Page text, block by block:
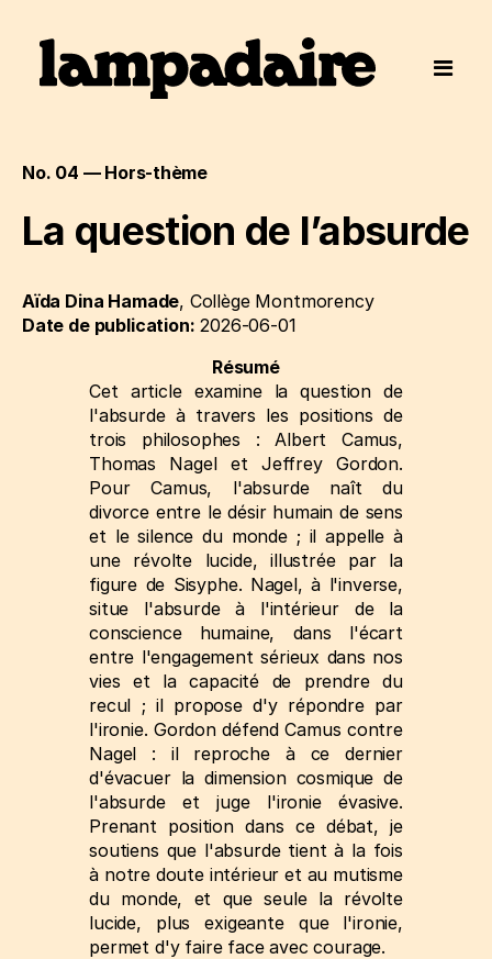
No. 04 — Hors-thème
La question de l’absurde
Aïda Dina Hamade, Collège Montmorency
Date de publication: 2026-06-01
Résumé
Cet article examine la question de
l'absurde à travers les positions de
trois philosophes : Albert Camus,
Thomas Nagel et Jeffrey Gordon.
Pour Camus, l'absurde naît du
divorce entre le désir humain de sens
et le silence du monde ; il appelle à
une révolte lucide, illustrée par la
figure de Sisyphe. Nagel, à l'inverse,
situe l'absurde à l'intérieur de la
conscience humaine, dans l'écart
entre l'engagement sérieux dans nos
vies et la capacité de prendre du
recul ; il propose d'y répondre par
l'ironie. Gordon défend Camus contre
Nagel : il reproche à ce dernier
d'évacuer la dimension cosmique de
l'absurde et juge l'ironie évasive.
Prenant position dans ce débat, je
soutiens que l'absurde tient à la fois
à notre doute intérieur et au mutisme
du monde, et que seule la révolte
lucide, plus exigeante que l'ironie,
permet d'y faire face avec courage.